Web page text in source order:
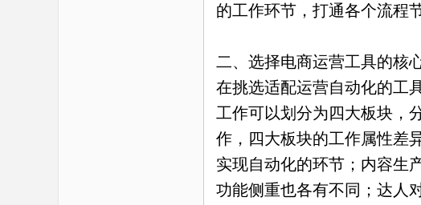
的工作环节，打通各个流程
二、选择电商运营工具的核
在挑选适配运营自动化的工
工作可以划分为四大板块，
作，四大板块的工作属性差
实现自动化的环节；内容生
功能侧重也各有不同；达人